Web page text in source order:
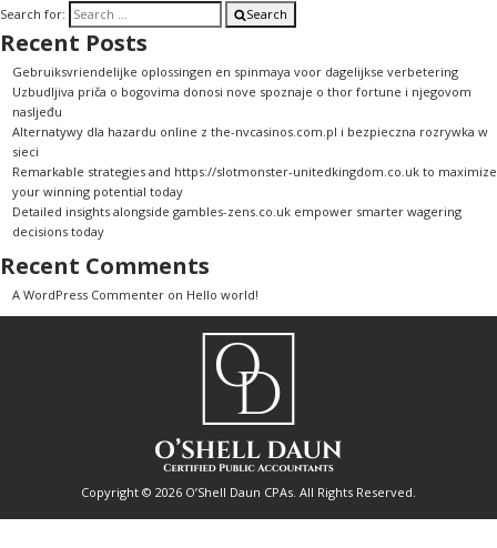
Search for:
Search
Recent Posts
Gebruiksvriendelijke oplossingen en spinmaya voor dagelijkse verbetering
Uzbudljiva priča o bogovima donosi nove spoznaje o thor fortune i njegovom
nasljeđu
Alternatywy dla hazardu online z the-nvcasinos.com.pl i bezpieczna rozrywka w
sieci
Remarkable strategies and https://slotmonster-unitedkingdom.co.uk to maximize
your winning potential today
Detailed insights alongside gambles-zens.co.uk empower smarter wagering
decisions today
Recent Comments
A WordPress Commenter on Hello world!
Copyright © 2026 O’Shell Daun CPAs. All Rights Reserved.